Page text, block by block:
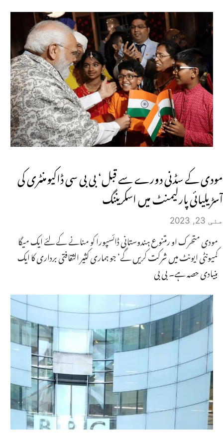
مودی کے سڈنی دورے سے قبل‘ بی بی سی ڈاکیومنٹری کی
آسڑیلیائی پارلیمنٹ میں اسکریننگ
مئی 23, 2023
مودی متحرک او رمتنوع ہندوستانی ڈائسپورا کو منانے کے لئے ایک میگا
کمیونٹی ایونٹ میں شرکت کریں گے‘ جو ہماری کثیر الثقافتی برداری کا ایک
بنیادی حصہ ہے۔ بی بی